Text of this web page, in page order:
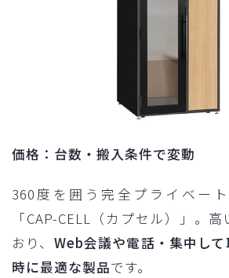
価格：台数・搬入条件で変動
360度を囲う完全プライベー
「CAP-CELL（カプセル）」。
おり、 Web会議や電話・集中し
時に最適な製品です。